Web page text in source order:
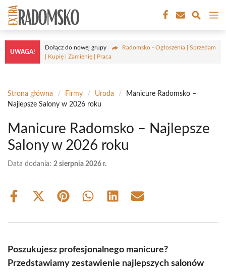
Przejdź
do
treści
UWAGA!
Dołącz do nowej grupy
Radomsko - Ogłoszenia | Sprzedam
| Kupię | Zamienię | Praca
Strona główna / Firmy / Uroda /
Manicure Radomsko –
Najlepsze Salony w 2026 roku
Manicure Radomsko – Najlepsze
Salony w 2026 roku
Data dodania: 2 sierpnia 2026 r.
Share
Share
(Twitter)
Share Share Share Share
Poszukujesz profesjonalnego manicure?
Przedstawiamy zestawienie najlepszych salonów